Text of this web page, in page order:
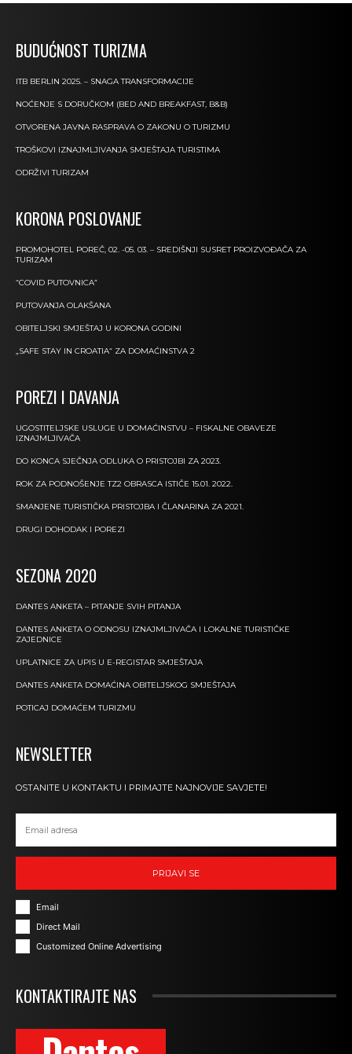
BUDUĆNOST TURIZMA
ITB BERLIN 2025. – SNAGA TRANSFORMACIJE
NOĆENJE S DORUČKOM (BED AND BREAKFAST, B&B)
OTVORENA JAVNA RASPRAVA O ZAKONU O TURIZMU
TROŠKOVI IZNAJMLJIVANJA SMJEŠTAJA TURISTIMA
ODRŽIVI TURIZAM
KORONA POSLOVANJE
PROMOHOTEL POREČ, 02. -05. 03. – SREDIŠNJI SUSRET PROIZVOĐAČA ZA
TURIZAM
“COVID PUTOVNICA”
PUTOVANJA OLAKŠANA
OBITELJSKI SMJEŠTAJ U KORONA GODINI
„SAFE STAY IN CROATIA“ ZA DOMAĆINSTVA 2
POREZI I DAVANJA
UGOSTITELJSKE USLUGE U DOMAĆINSTVU – FISKALNE OBAVEZE
IZNAJMLJIVAČA
DO KONCA SJEČNJA ODLUKA O PRISTOJBI ZA 2023.
ROK ZA PODNOŠENJE TZ2 OBRASCA ISTIČE 15.01. 2022.
SMANJENE TURISTIČKA PRISTOJBA I ČLANARINA ZA 2021.
DRUGI DOHODAK I POREZI
SEZONA 2020
DANTES ANKETA – PITANJE SVIH PITANJA
DANTES ANKETA O ODNOSU IZNAJMLJIVAČA I LOKALNE TURISTIČKE
ZAJEDNICE
UPLATNICE ZA UPIS U E-REGISTAR SMJEŠTAJA
DANTES ANKETA DOMAĆINA OBITELJSKOG SMJEŠTAJA
POTICAJ DOMAĆEM TURIZMU
NEWSLETTER
OSTANITE U KONTAKTU I PRIMAJTE NAJNOVIJE SAVJETE!
PRIJAVI SE
Email
Direct Mail
Customized Online Advertising
KONTAKTIRAJTE NAS